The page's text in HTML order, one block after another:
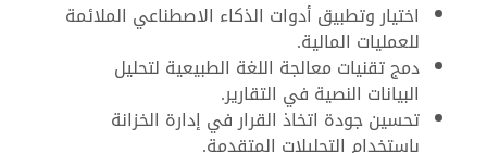
اختيار وتطبيق أدوات الذكاء الاصطناعي الملائمة
للعمليات المالية.
دمج تقنيات معالجة اللغة الطبيعية لتحليل
البيانات النصية في التقارير.
تحسين جودة اتخاذ القرار في إدارة الخزانة
باستخدام التحليلات المتقدمة.